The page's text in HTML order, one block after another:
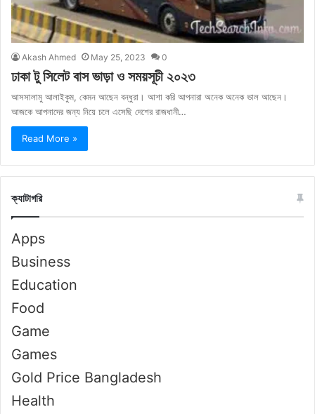
Akash Ahmed May 25, 2023 0
ঢাকা টু সিলেট বাস ভাড়া ও সময়সূচী ২০২৩
আসসালামু আলাইকুম, কেমন আছেন বন্ধুরা। আশা করি আপনারা অনেক অনেক ভাল আছেন।
আজকে আপনাদের জন্য নিয়ে চলে এসেছি দেশের রাজধানী…
Read More »
ক্যাটাগরি
Apps
Business
Education
Food
Game
Games
Gold Price Bangladesh
Health